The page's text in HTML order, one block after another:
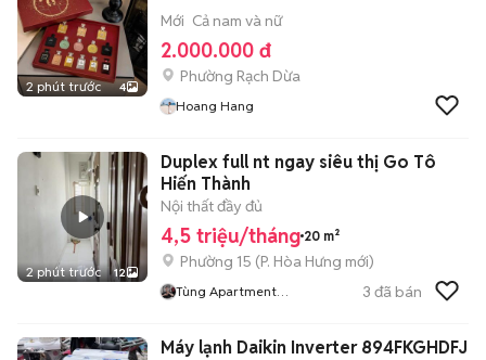
2 phút trước 4
Mới Cả nam và nữ
2.000.000 đ
Phường Rạch Dừa
Hoang Hang
2 phút trước 12
Duplex full nt ngay siêu thị Go Tô
Hiến Thành
Nội thất đầy đủ
4,5 triệu/tháng 20 m²
Phường 15 (P. Hòa Hưng mới)
Tùng Apartment
3 đã bán
Máy lạnh Daikin Inverter 894FKGHDFJ